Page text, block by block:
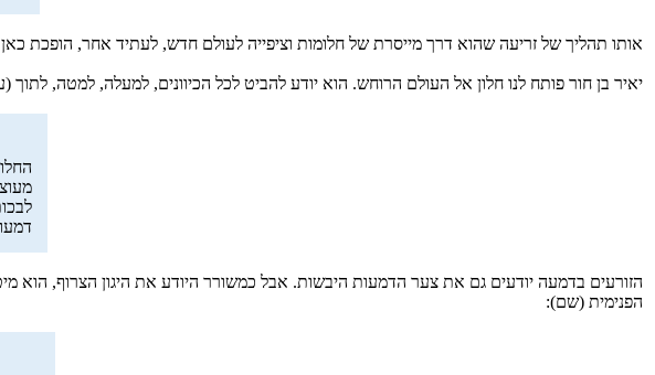
אותו תהליך של זריעה שהוא דרך מייסרת של חלומות וציפייה לעולם חדש, לעתיד אחר, הופכת כאן
יאיר בן חור פותח לנו חלון אל העולם הרוחש. הוא יודע להביט לכל הכיוונים, למעלה, למטה, לתוך (עמ'
הזורעים בדמעה יודעים גם את צער הדמעות היבשות. אבל כמשורר היודע את היגון הצרוף, הוא
הפנימית (שם):